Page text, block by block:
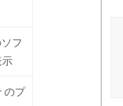
フ
示
のプ